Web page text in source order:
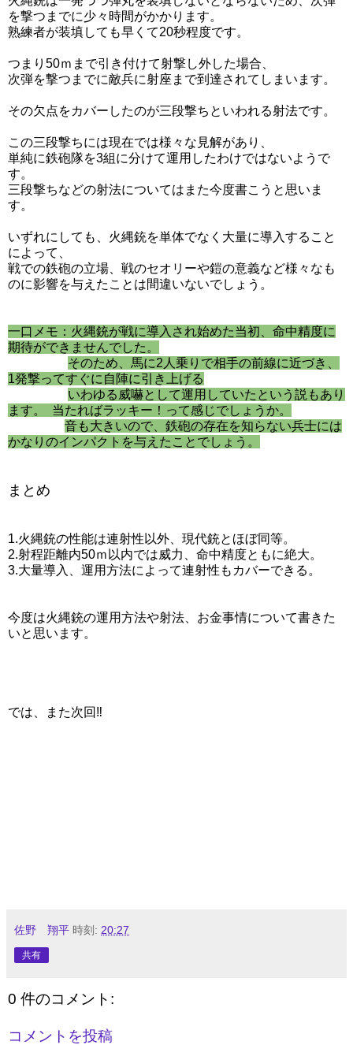
を撃つまでに少々時間がかかります。
熟練者が装填しても早くて20秒程度です。
つまり50ｍまで引き付けて射撃し外した場合、
次弾を撃つまでに敵兵に射座まで到達されてしまいます。
その欠点をカバーしたのが三段撃ちといわれる射法です。
この三段撃ちには現在では様々な見解があり、
単純に鉄砲隊を3組に分けて運用したわけではないようで
す。
三段撃ちなどの射法についてはまた今度書こうと思いま
す。
いずれにしても、火縄銃を単体でなく大量に導入すること
によって、
戦での鉄砲の立場、戦のセオリーや鎧の意義など様々なも
のに影響を与えたことは間違いないでしょう。
一口メモ：火縄銃が戦に導入され始めた当初、命中精度に
期待ができませんでした。
そのため、馬に2人乗りで相手の前線に近づき、
1発撃ってすぐに自陣に引き上げる
いわゆる威嚇として運用していたという説もあり
ます。 当たればラッキー！って感じでしょうか。
音も大きいので、鉄砲の存在を知らない兵士には
かなりのインパクトを与えたことでしょう。
まとめ
1.火縄銃の性能は連射性以外、現代銃とほぼ同等。
2.射程距離内50ｍ以内では威力、命中精度ともに絶大。
3.大量導入、運用方法によって連射性もカバーできる。
今度は火縄銃の運用方法や射法、お金事情について書きた
いと思います。
では、また次回‼
佐野 翔平 時刻: 20:27
共有
0 件のコメント:
コメントを投稿